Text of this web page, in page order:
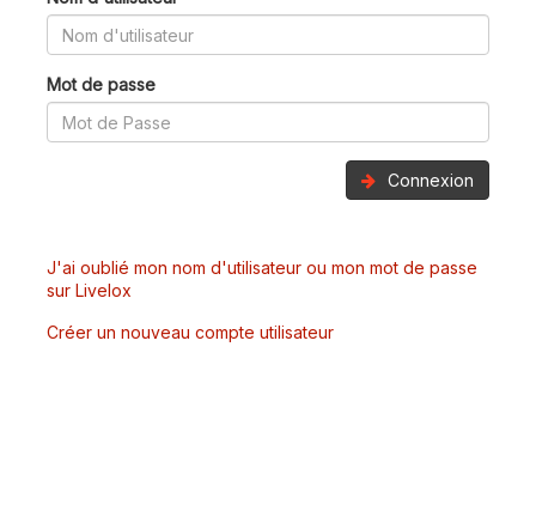
Mot de passe
Connexion
J'ai oublié mon nom d'utilisateur ou mon mot de passe
sur Livelox
Créer un nouveau compte utilisateur